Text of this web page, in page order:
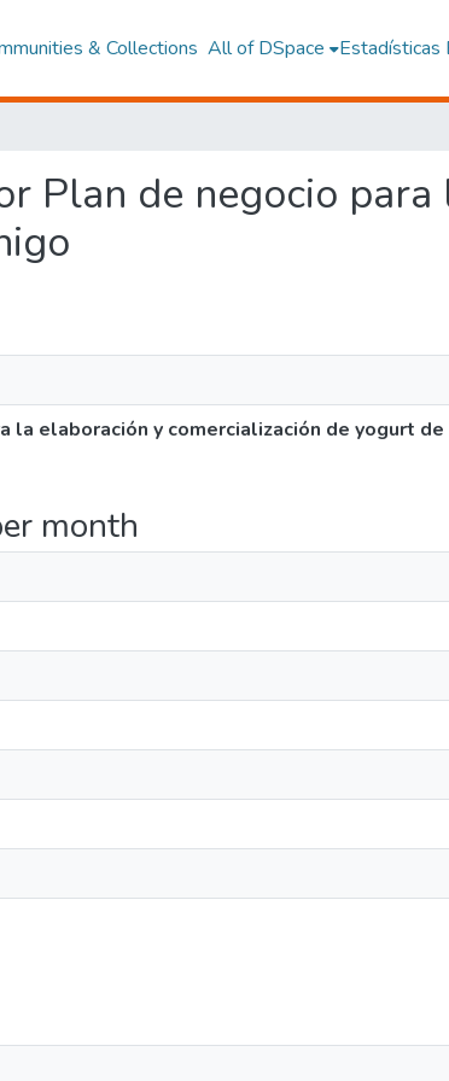
& Collections All of DSpace Estadísticas
Plan de negocio
la elaboración y comercialización de yogurt de
month